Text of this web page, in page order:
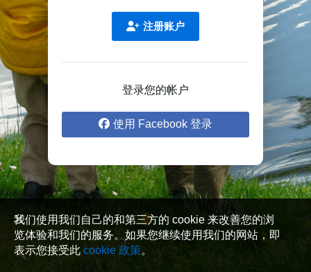
注册账户
登录您的帐户
使用 Facebook 登录
我们使用我们自己的和第三方的 cookie 来改善您的浏
览体验和我们的服务。如果您继续使用我们的网站，即
表示您接受此 cookie 政策。